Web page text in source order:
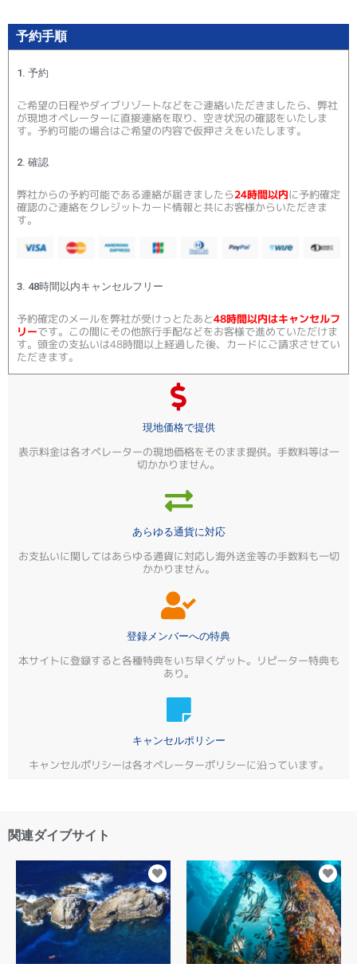
予約手順
1. 予約
ご希望の日程やダイブリゾートなどをご連絡いただきましたら、弊社
が現地オペレーターに直接連絡を取り、空き状況の確認をいたしま
す。予約可能の場合はご希望の内容で仮押さえをいたします。
2. 確認
弊社からの予約可能である連絡が届きましたら24時間以内に予約確定
確認のご連絡をクレジットカード情報と共にお客様からいただきま
す。
3. 48時間以内キャンセルフリー
予約確定のメールを弊社が受けっとたあと48時間以内はキャンセルフ
リーです。この間にその他旅行手配などをお客様で進めていただけま
す。頭金の支払いは48時間以上経過した後、カードにご請求させてい
ただきます。
現地価格で提供
表示料金は各オペレーターの現地価格をそのまま提供。手数料等は一
切かかりません。
あらゆる通貨に対応
お支払いに関してはあらゆる通貨に対応し海外送金等の手数料も一切
かかりません。
登録メンバーへの特典
本サイトに登録すると各種特典をいち早くゲット。リピーター特典も
あり。
キャンセルポリシー
キャンセルポリシーは各オペレーターポリシーに沿っています。
関連ダイブサイト